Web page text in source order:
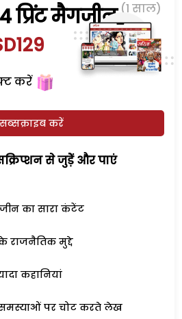
प्रिंट मैगजीन (1 साल)
करें
सब्सक्राइब करें
से जुड़ेें और पाएं
का सारा कंटेंट
राजनैतिक मुद्दे
कहानियां
पर चोट करते लेख